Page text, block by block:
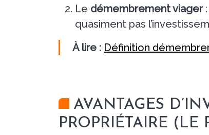
Le démembrement viager:
quasiment pas
À lire : Définition
AVANTAGES
PROPRIÉTAIRE (LE